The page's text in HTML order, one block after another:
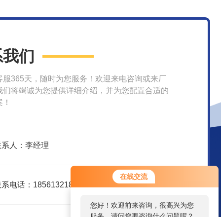
在线交流
您好！欢迎前来咨询，很高兴为您
服务，请问您要咨询什么问题呢？
您好，看您停留很久了，是否找到
们
服365天，随时为您服务！欢迎来电咨询或来厂
们将竭诚为您提供详细介绍，并为您配置合适的
人：李经理
电话：18561321836